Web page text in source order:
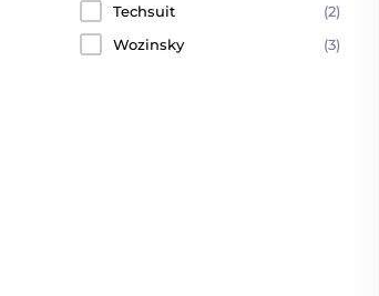
Techsuit
(2)
Wozinsky
(3)